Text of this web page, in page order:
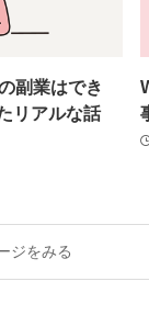
副業はでき
リアルな話
ジをみる